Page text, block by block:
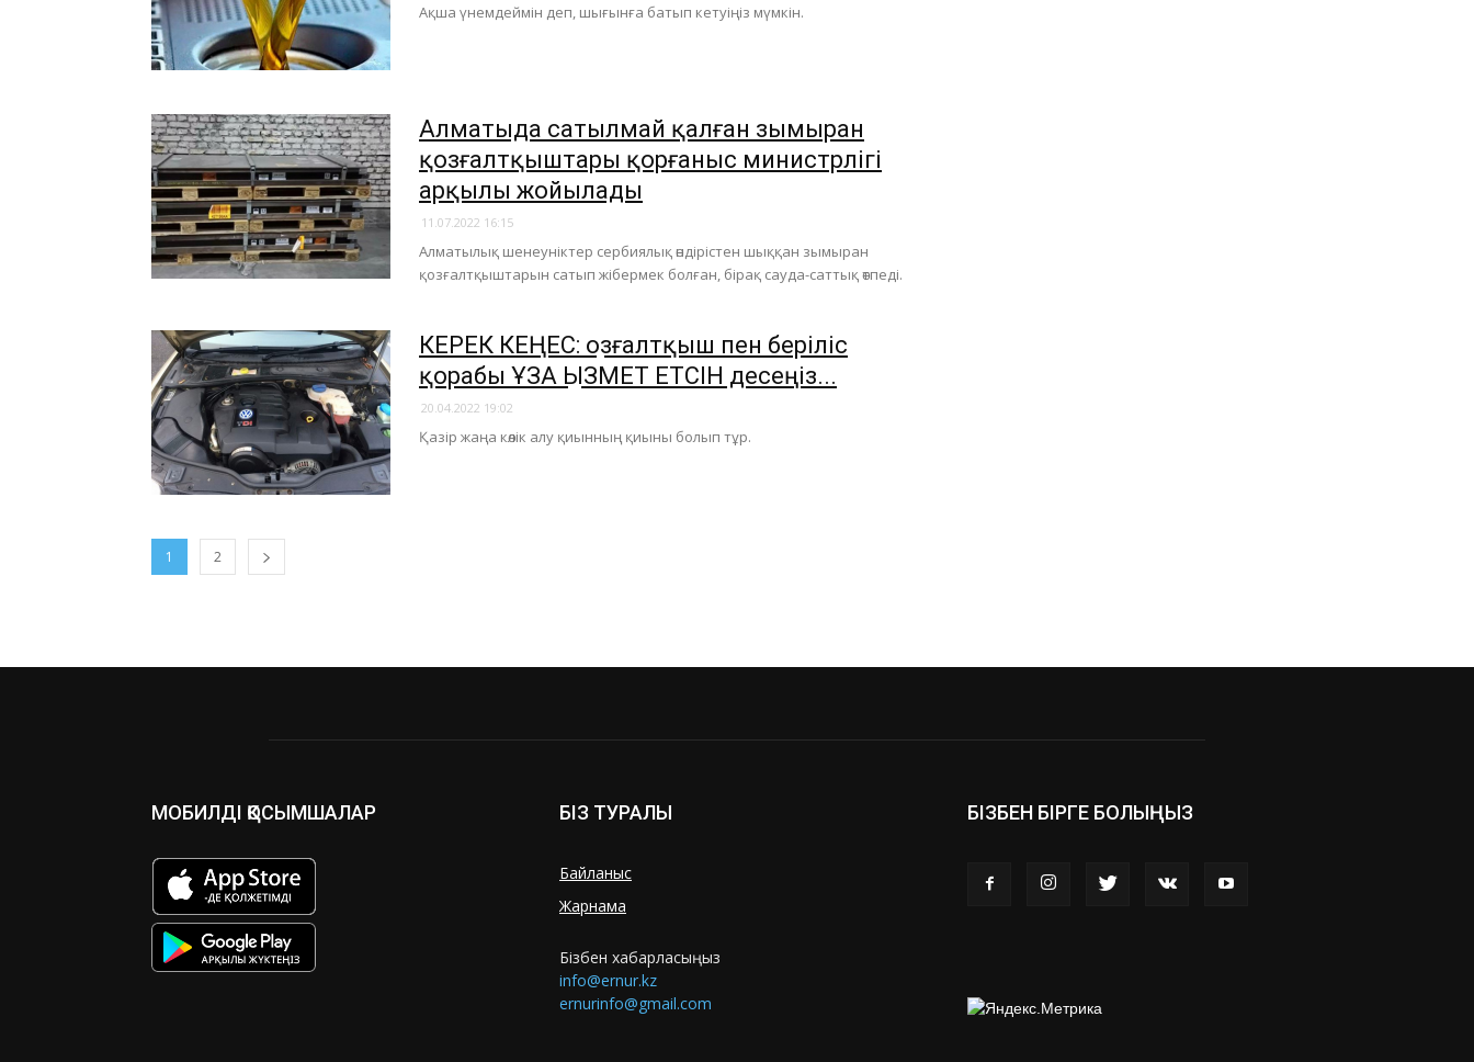
Ақша үнемдеймін деп, шығынға батып кетуіңіз мүмкін.
Алматыда сатылмай қалған зымыран
қозғалтқыштары қорғаныс министрлігі
арқылы жойылады
11.07.2022 16:15
Алматылық шенеуніктер сербиялық өндірістен шыққан зымыран
қозғалтқыштарын сатып жібермек болған, бірақ сауда-саттық өтпеді.
КЕРЕК КЕҢЕС: Қозғалтқыш пен беріліс
қорабы ҰЗАҚ ҚЫЗМЕТ ЕТСІН десеңіз...
20.04.2022 19:02
Қазір жаңа көлік алу қиынның қиыны болып тұр.
1 2
МОБИЛДІ ҚОСЫМШАЛАР БІЗ ТУРАЛЫ
Байланыс
Жарнама
Бізбен хабарласыңыз
info@ernur.kz
ernurinfo@gmail.com
БІЗБЕН БІРГЕ БОЛЫҢЫЗ